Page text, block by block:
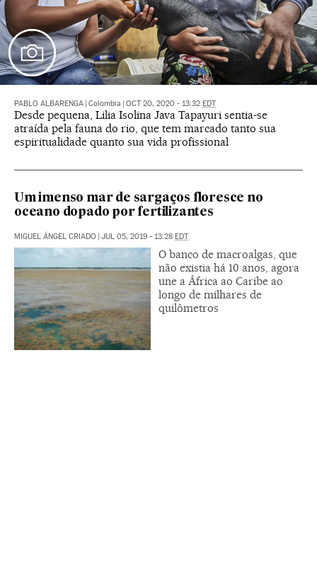
PABLO ALBARENGA Colombia OCT 20, 2020 - 13:32 EDT
Desde pequena, Lilia Isolina Java Tapayuri sentia-se
atraída pela fauna do rio, que tem marcado tanto sua
espiritualidade quanto sua vida profissional
Um imenso mar de sargaços floresce no
oceano dopado por fertilizantes
MIGUEL ÁNGEL CRIADO JUL 05, 2019 - 13:28 EDT
O banco de macroalgas, que
não existia há 10 anos, agora
une a África ao Caribe ao
longo de milhares de
quilômetros